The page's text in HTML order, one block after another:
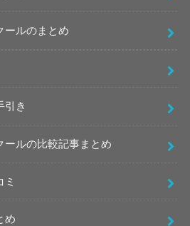
ールのまとめ
引き
ールの比較記事まとめ
め